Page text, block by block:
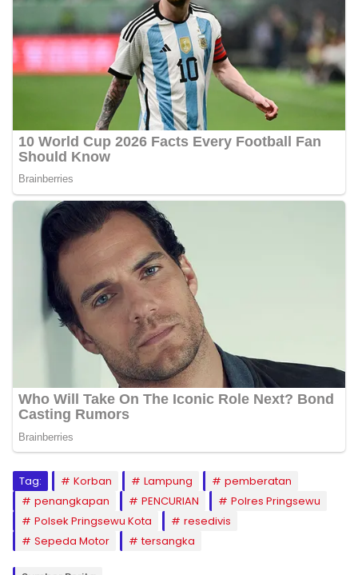
Tag: Korban Lampung
pemberatan
penangkapan
PENCURIAN
Polres Pringsewu
Polsek Pringsewu Kota
resedivis
Sepeda Motor
tersangka